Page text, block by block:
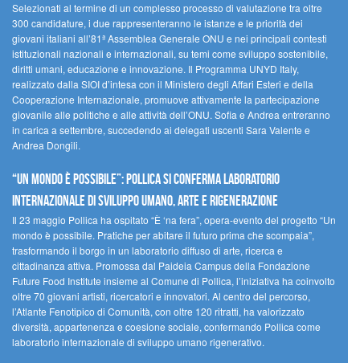
Selezionati al termine di un complesso processo di valutazione tra oltre
300 candidature, i due rappresenteranno le istanze e le priorità dei
giovani italiani all’81ª Assemblea Generale ONU e nei principali contesti
istituzionali nazionali e internazionali, su temi come sviluppo sostenibile,
diritti umani, educazione e innovazione. Il Programma UNYD Italy,
realizzato dalla SIOI d’intesa con il Ministero degli Affari Esteri e della
Cooperazione Internazionale, promuove attivamente la partecipazione
giovanile alle politiche e alle attività dell’ONU. Sofia e Andrea entreranno
in carica a settembre, succedendo ai delegati uscenti Sara Valente e
Andrea Dongili.
“UN MONDO È POSSIBILE”: POLLICA SI CONFERMA LABORATORIO
INTERNAZIONALE DI SVILUPPO UMANO, ARTE E RIGENERAZIONE
Il 23 maggio Pollica ha ospitato “È ‘na fera”, opera-evento del progetto “Un
mondo è possibile. Pratiche per abitare il futuro prima che scompaia”,
trasformando il borgo in un laboratorio diffuso di arte, ricerca e
cittadinanza attiva. Promossa dal Paideia Campus della Fondazione
Future Food Institute insieme al Comune di Pollica, l’iniziativa ha coinvolto
oltre 70 giovani artisti, ricercatori e innovatori. Al centro del percorso,
l’Atlante Fenotipico di Comunità, con oltre 120 ritratti, ha valorizzato
diversità, appartenenza e coesione sociale, confermando Pollica come
laboratorio internazionale di sviluppo umano rigenerativo.